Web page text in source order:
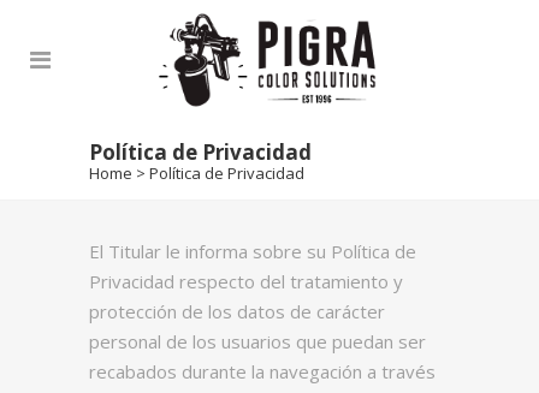
Política de Privacidad
Home > Política de Privacidad
El Titular le informa sobre su Política de
Privacidad respecto del tratamiento y
protección de los datos de carácter
personal de los usuarios que puedan ser
recabados durante la navegación a través